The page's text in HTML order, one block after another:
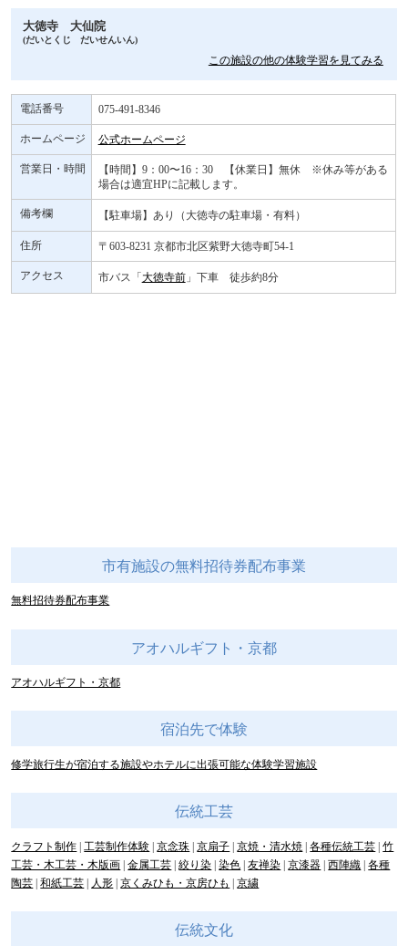
大徳寺 大仙院
(だいとくじ だいせんいん)
この施設の他の体験学習を見てみる
電話番号 075-491-8346
ホームページ 公式ホームページ
営業日・時間
【時間】9：00〜16：30 【休業日】無休 ※休み等がある
場合は適宜HPに記載します。
備考欄 【駐車場】あり（大徳寺の駐車場・有料）
住所 〒603-8231 京都市北区紫野大徳寺町54-1
アクセス 市バス「大徳寺前」下車 徒歩約8分
市有施設の無料招待券配布事業
無料招待券配布事業
アオハルギフト・京都
アオハルギフト・京都
宿泊先で体験
修学旅行生が宿泊する施設やホテルに出張可能な体験学習施設
伝統工芸
クラフト制作 工芸制作体験 京念珠 京扇子 京焼・清水焼 各種伝統工芸 竹
工芸・木工芸・木版画 金属工芸 絞り染 染色 友禅染 京漆器 西陣織 各種
陶芸 和紙工芸 人形 京くみひも・京房ひも 京繍
伝統文化